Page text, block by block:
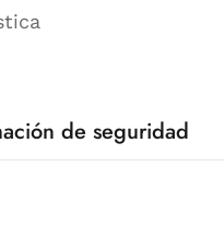
de seguridad